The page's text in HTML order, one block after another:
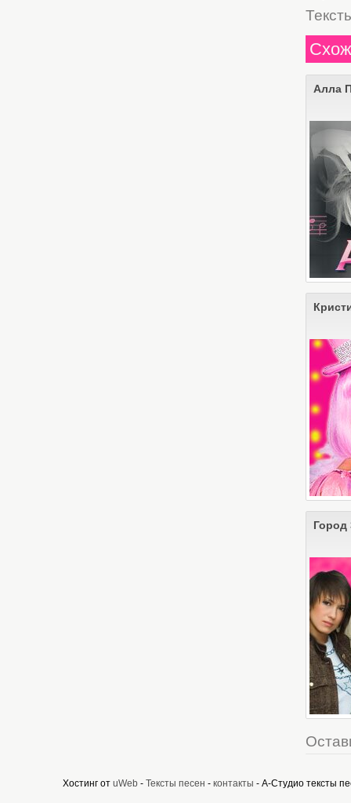
Алла
Город
Хостинг от uWeb - Тексты песен - контакты - А-Студио тексты